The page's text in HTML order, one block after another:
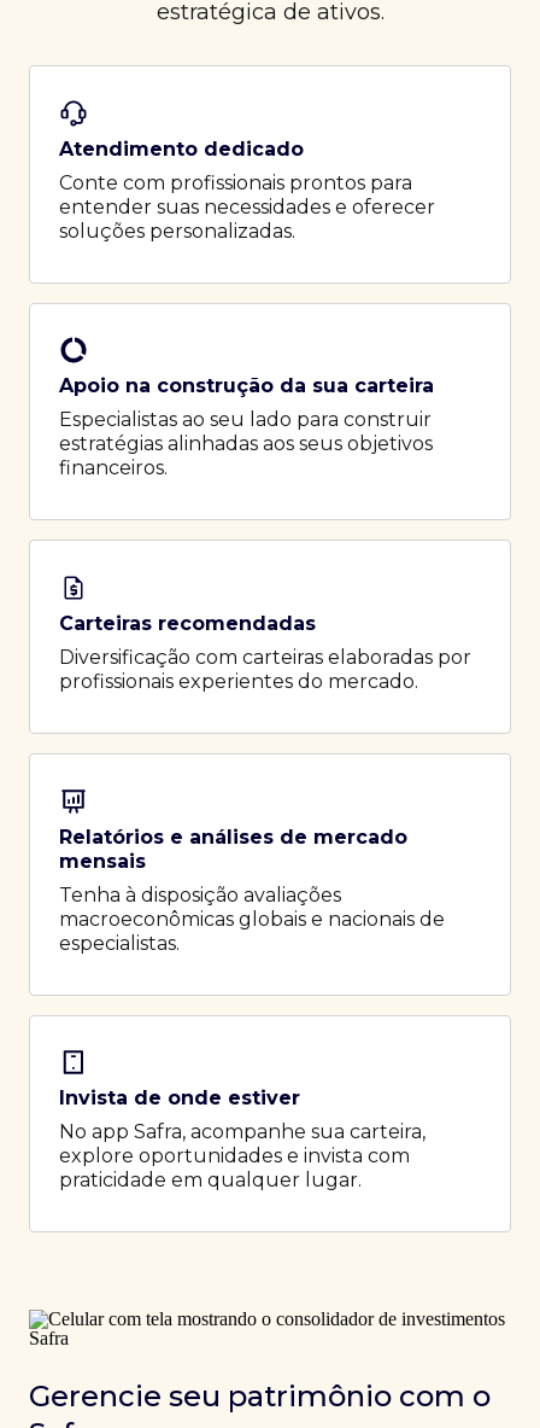
estratégica de ativos.
Atendimento dedicado
Conte com profissionais prontos para
entender suas necessidades e oferecer
soluções personalizadas.
Apoio na construção da sua carteira
Especialistas ao seu lado para construir
estratégias alinhadas aos seus objetivos
financeiros.
Carteiras recomendadas
Diversificação com carteiras elaboradas por
profissionais experientes do mercado.
Relatórios e análises de mercado
mensais
Tenha à disposição avaliações
macroeconômicas globais e nacionais de
especialistas.
Invista de onde estiver
No app Safra, acompanhe sua carteira,
explore oportunidades e invista com
praticidade em qualquer lugar.
Gerencie seu patrimônio com o